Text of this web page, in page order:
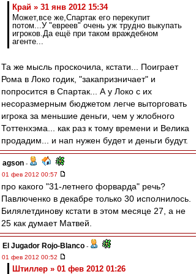
Край » 31 янв 2012 15:34
Может,все же,Спартак его перекупит
потом...У "евреев" очень уж трудно выкупать
игроков.Да ещё при таком враждебном
агенте...
Та же мысль проскочила, кстати... Поиграет
Рома в Локо годик, "закапризничает" и
попросится в Спартак... А у Локо с их
несоразмерным бюджетом легче выторговать
игрока за меньшие деньги, чем у жлобного
Тоттенхэма... как раз к тому времени и Велика
продадим... и нап нужен будет и деньги будут.
agson -
01 фев 2012 00:57
про какого "31-летнего форварда" речь?
Павлюченко в декабре только 30 исполнилось.
Билялетдинову кстати в этом месяце 27, а не
25 как думает Матвей.
El Jugador Rojo-Blanco -
01 фев 2012 00:52
Штиллер » 01 фев 2012 01:26